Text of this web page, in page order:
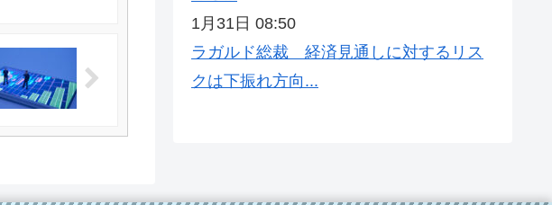
1月31日 08:50
ラガルド総裁 経済見通しに対するリス
クは下振れ方向...